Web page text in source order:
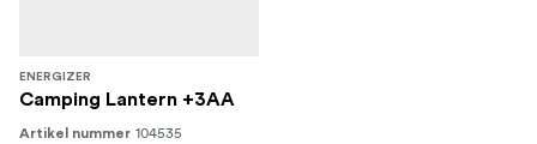
ENERGIZER
Camping Lantern +3AA
Artikel nummer 104535